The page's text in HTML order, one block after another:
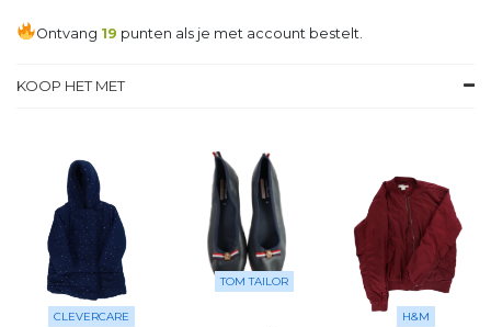
Ontvang 19 punten als je met account bestelt.
KOOP HET MET
CLEVERCARE
TOM TAILOR
H&M